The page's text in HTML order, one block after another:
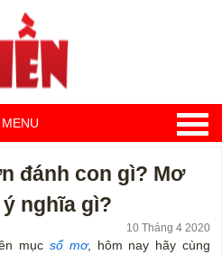
MENU
đánh con gì? Mơ
nghĩa gì?
10 Tháng 4 2020
mục sổ mơ, hôm nay hãy cùng